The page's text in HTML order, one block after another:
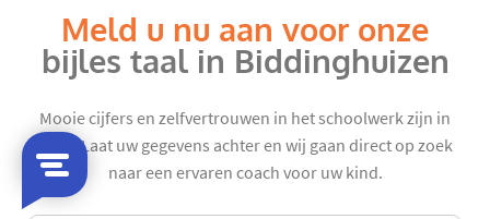
Meld u nu aan voor onze
bijles taal in Biddinghuizen
Mooie cijfers en zelfvertrouwen in het schoolwerk zijn in
zicht. Laat uw gegevens achter en wij gaan direct op zoek
naar een ervaren coach voor uw kind.